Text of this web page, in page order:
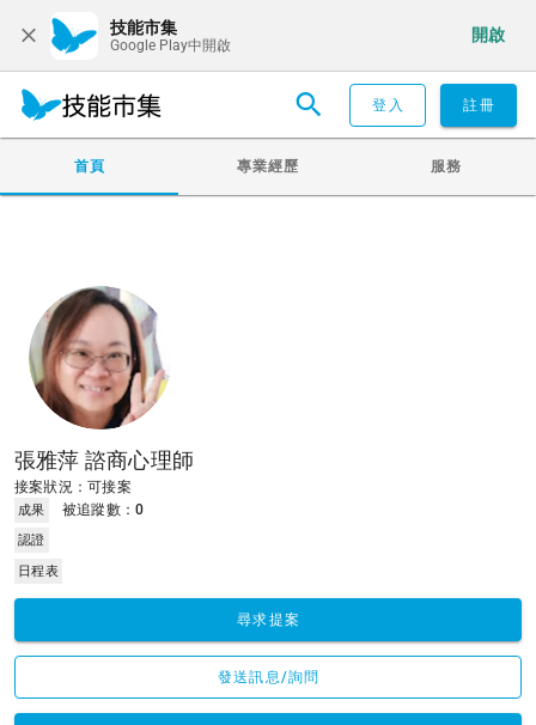
技能市集
Google Play中開啟
開啟
登入 註冊
首頁 專業經歷 服務
張雅萍 諮商心理師
接案狀況：可接案
成果 被追蹤數：0
認證
日程表
尋求提案
發送訊息/詢問